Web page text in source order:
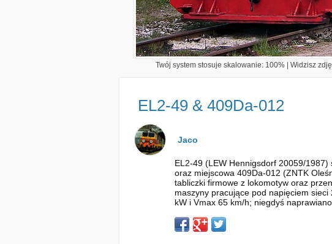
Twój system stosuje skalowanie: 100% | Widzisz
EL2-49 & 409Da-012
Jaco
EL2-49 (LEW Hennigsdorf 20059/
oraz miejscowa 409Da-012 (ZNTK
tabliczki firmowe z lokomotyw oraz
maszyny pracujące pod napięciem sieci
kW i Vmax 65 km/h; niegdyś